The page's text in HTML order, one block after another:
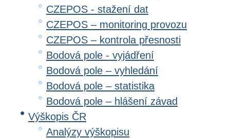
CZEPOS - stažení dat
CZEPOS – monitoring provozu
CZEPOS – kontrola přesnosti
Bodová pole - vyjádření
Bodová pole – vyhledání
Bodová pole – statistika
Bodová pole – hlášení závad
Výškopis ČR
Analýzy výškopisu